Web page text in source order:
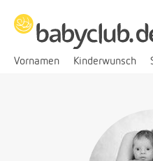
Vornamen Kinderwunsch